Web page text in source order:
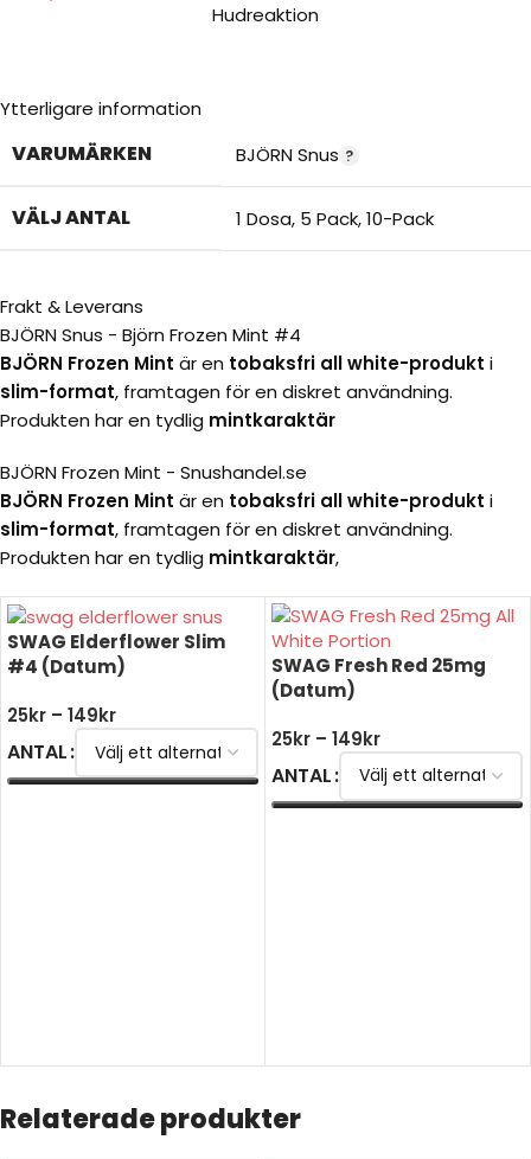
Hudreaktion
Ytterligare information
VARUMÄRKEN BJÖRN Snus
VÄLJ ANTAL 1 Dosa, 5 Pack,10-Pack
Frakt & Leverans
BJÖRN Snus - Björn Frozen Mint #4
BJÖRN Frozen Mint är en tobaksfri all white-produkt i
slim-format, framtagen för en diskret användning.
Produkten har en tydlig mintkaraktär
BJÖRN Frozen Mint - Snushandel.se
BJÖRN Frozen Mint är en tobaksfri all white-produkt i
slim-format, framtagen för en diskret användning.
Produkten har en tydlig mintkaraktär,
SWAG Elderflower Slim
#4 (Datum)
25kr – 149kr
ANTAL
SWAG Fresh Red 25mg
(Datum)
25kr – 149kr
ANTAL
Relaterade produkter